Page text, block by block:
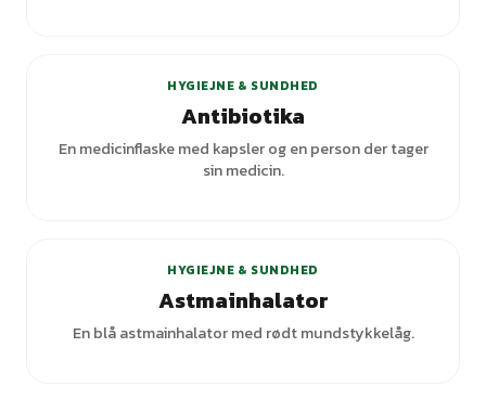
HYGIEJNE & SUNDHED
Antibiotika
En medicinflaske med kapsler og en person der tager
sin medicin.
HYGIEJNE & SUNDHED
Astmainhalator
En blå astmainhalator med rødt mundstykkelåg.